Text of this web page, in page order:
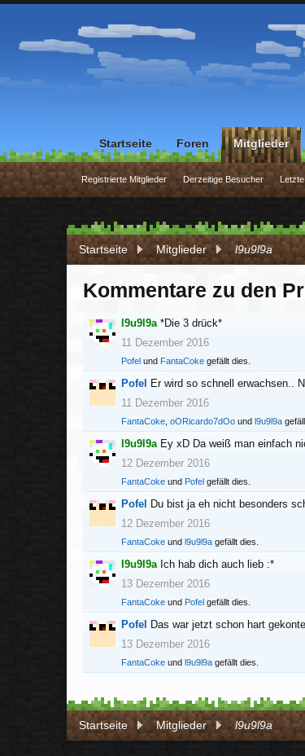
Startseite Mitglieder l9u9l9a
Kommentare zu den
l9u9l9a *Die 3 drück*
11 Dezember 2016
Pofel und FantaCoke gefällt dies.
Pofel
Er wird so schnell erwachsen..
11 Dezember 2016
FantaCoke oORicardo7dOo und l9u9l9a
l9u9l9a Ey xD Da weiß man einfach
12 Dezember 2016
FantaCoke und Pofel gefällt dies.
Pofel
Du bist ja eh nicht besonders
12 Dezember 2016
FantaCoke und l9u9l9a gefällt dies.
l9u9l9a Ich hab dich auch lieb :*
13 Dezember 2016
FantaCoke und Pofel gefällt dies.
Pofel
Das war jetzt schon hart
13 Dezember 2016
FantaCoke und l9u9l9a gefällt dies.
Startseite Mitglieder l9u9l9a
Startseite Foren Mitglieder
Registrierte Mitglieder Derzeitige Besucher